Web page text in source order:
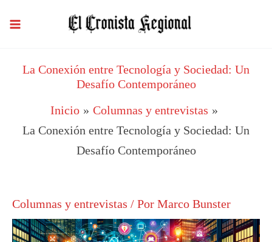
La Conexión entre Tecnología y Sociedad: Un
Desafío Contemporáneo
Inicio
Columnas y entrevistas
La Conexión entre Tecnología y Sociedad: Un
Desafío Contemporáneo
Columnas y entrevistas / Por Marco Bunster